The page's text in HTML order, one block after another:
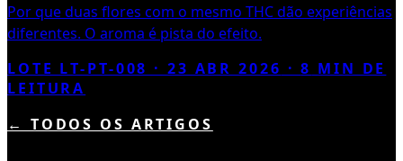
Por que duas flores com o mesmo THC dão experiências
diferentes. O aroma é pista do efeito.
LOTE LT-PT-008 · 23 ABR 2026 ·8 MIN DE
LEITURA
← TODOS OS ARTIGOS